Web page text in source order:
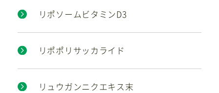
リポソームビタミンD3
リポポリサッカライド
リュウガンニクエキス末